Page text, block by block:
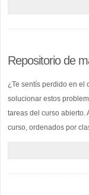
Repositorio de
¿Te sentís perdido en el
solucionar estos
tareas del curso abierto.
curso, ordenados por